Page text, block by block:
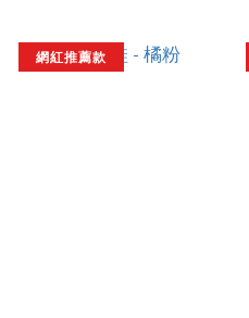
網紅推薦款